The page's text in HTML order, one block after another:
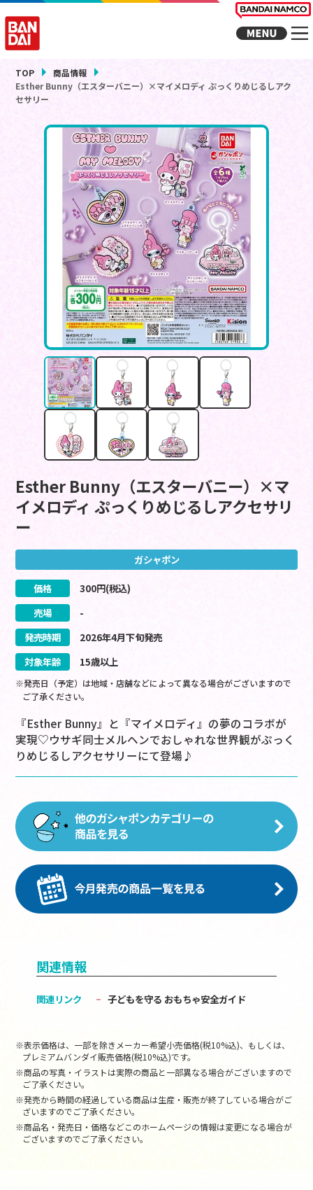
TOP
商品情報
Esther Bunny（エスターバニー）×マイメロディ ぷっくりめじるしアク
セサリー
Esther Bunny（エスターバニー）×マ
イメロディ ぷっくりめじるしアクセサリ
ー
ガシャポン
価格 300円(税込)
売場
-
発売時期
2026年4月下旬発売
対象年齢
15歳以上
※発売日（予定）は地域・店舗などによって異なる場合がございますので
ご了承ください。
『Esther Bunny』と『マイメロディ』の夢のコラボが
実現♡ウサギ同士メルヘンでおしゃれな世界観がぷっく
りめじるしアクセサリーにて登場♪
関連情報
関連リンク 子どもを守る おもちゃ安全ガイド
※表示価格は、一部を除きメーカー希望小売価格(税10%込)、もしくは、
プレミアムバンダイ販売価格(税10%込)です。
※商品の写真・イラストは実際の商品と一部異なる場合がございますので
ご了承ください。
※発売から時間の経過している商品は生産・販売が終了している場合がご
ざいますのでご了承ください。
※商品名・発売日・価格などこのホームページの情報は変更になる場合が
ございますのでご了承ください。